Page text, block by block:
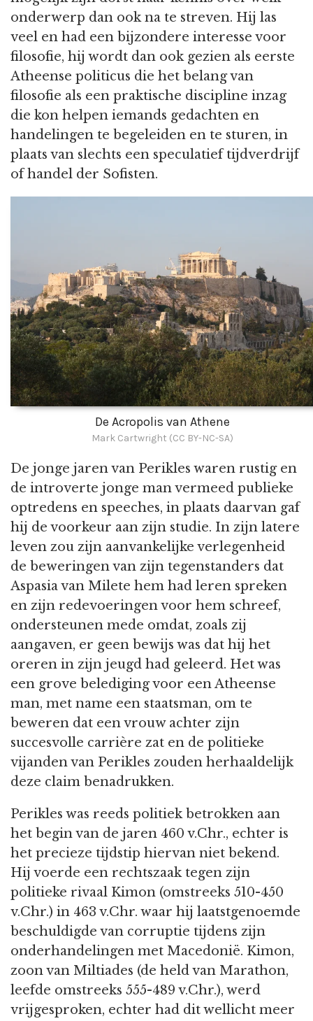
onderwerp dan ook na te streven. Hij las
veel en had een bijzondere interesse voor
filosofie, hij wordt dan ook gezien als eerste
Atheense politicus die het belang van
filosofie als een praktische discipline inzag
die kon helpen iemands gedachten en
handelingen te begeleiden en te sturen, in
plaats van slechts een speculatief tijdverdrijf
of handel der Sofisten.
De Acropolis van Athene
Mark Cartwright (CC BY-NC-SA)
De jonge jaren van Perikles waren rustig en
de introverte jonge man vermeed publieke
optredens en speeches, in plaats daarvan gaf
hij de voorkeur aan zijn studie. In zijn latere
leven zou zijn aanvankelijke verlegenheid
de beweringen van zijn tegenstanders dat
Aspasia van Milete hem had leren spreken
en zijn redevoeringen voor hem schreef,
ondersteunen mede omdat, zoals zij
aangaven, er geen bewijs was dat hij het
oreren in zijn jeugd had geleerd. Het was
een grove belediging voor een Atheense
man, met name een staatsman, om te
beweren dat een vrouw achter zijn
succesvolle carrière zat en de politieke
vijanden van Perikles zouden herhaaldelijk
deze claim benadrukken.
Perikles was reeds politiek betrokken aan
het begin van de jaren 460 v.Chr., echter is
het precieze tijdstip hiervan niet bekend.
Hij voerde een rechtszaak tegen zijn
politieke rivaal Kimon (omstreeks 510-450
v.Chr.) in 463 v.Chr. waar hij laatstgenoemde
beschuldigde van corruptie tijdens zijn
onderhandelingen met Macedonië. Kimon,
zoon van Miltiades (de held van Marathon,
leefde omstreeks 555-489 v.Chr.), werd
vrijgesproken, echter had dit wellicht meer